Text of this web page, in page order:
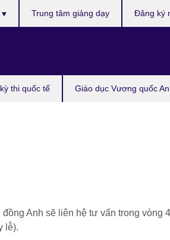
thi quốc tế Giáo dục Vương quốc
Trung tâm giảng dạy Đăng ký
Anh sẽ liên hệ tư vấn trong vòng
lễ).